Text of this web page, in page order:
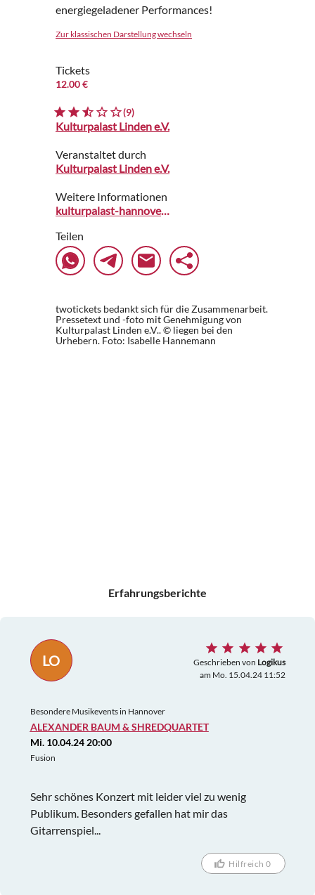
energiegeladener Performances!
Zur klassischen Darstellung wechseln
Tickets
12.00 €
(9)
Kulturpalast Linden e.V.
Veranstaltet durch
Kulturpalast Linden e.V.
Weitere Informationen
kulturpalast-hannover.de
Teilen
twotickets bedankt sich für die Zusammenarbeit.
Pressetext und -foto mit Genehmigung von
Kulturpalast Linden e.V.. © liegen bei den
Urhebern. Foto: Isabelle Hannemann
Erfahrungsberichte
LO Geschrieben von Logikus
am Mo. 15.04.24 11:52
Besondere Musikevents in Hannover
ALEXANDER BAUM & SHREDQUARTET
Mi. 10.04.24 20:00
Fusion
Sehr schönes Konzert mit leider viel zu wenig
Publikum. Besonders gefallen hat mir das
Gitarrenspiel...
Hilfreich 0